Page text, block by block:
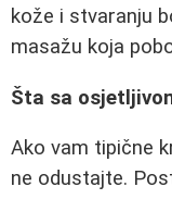
kože i stvaranju
masažu koja
Šta sa
Ako vam tipične
ne odustajte.